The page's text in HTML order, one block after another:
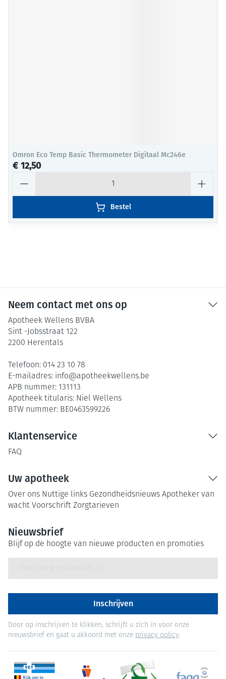
Omron Eco Temp Basic Thermometer Digitaal Mc246e
€ 12,50
Bestel
Neem contact met ons op
Apotheek Wellens BVBA
Sint -Jobsstraat 122
2200 Herentals
Telefoon: 014 23 10 78
E-mailadres: info@apotheekwellens.be
APB nummer: 131113
Apotheek titularis: Niel Wellens
BTW nummer: BE0463599226
Klantenservice
FAQ
Uw apotheek
Over ons Nuttige links Gezondheidsnieuws Apotheker van
wacht Voorschrift Zorgtarieven
Nieuwsbrief
Blijf op de hoogte van nieuwe producten en promoties
Inschrijven
Door op inschrijven te klikken, schrijft u zich in voor onze
nieuwsbrief en gaat u akkoord met onze privacy policy.